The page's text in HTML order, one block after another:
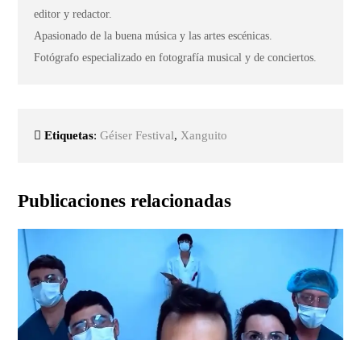
editor y redactor.
Apasionado de la buena música y las artes escénicas.
Fotógrafo especializado en fotografía musical y de conciertos.
Etiquetas:Géiser Festival,Xanguito
Publicaciones relacionadas